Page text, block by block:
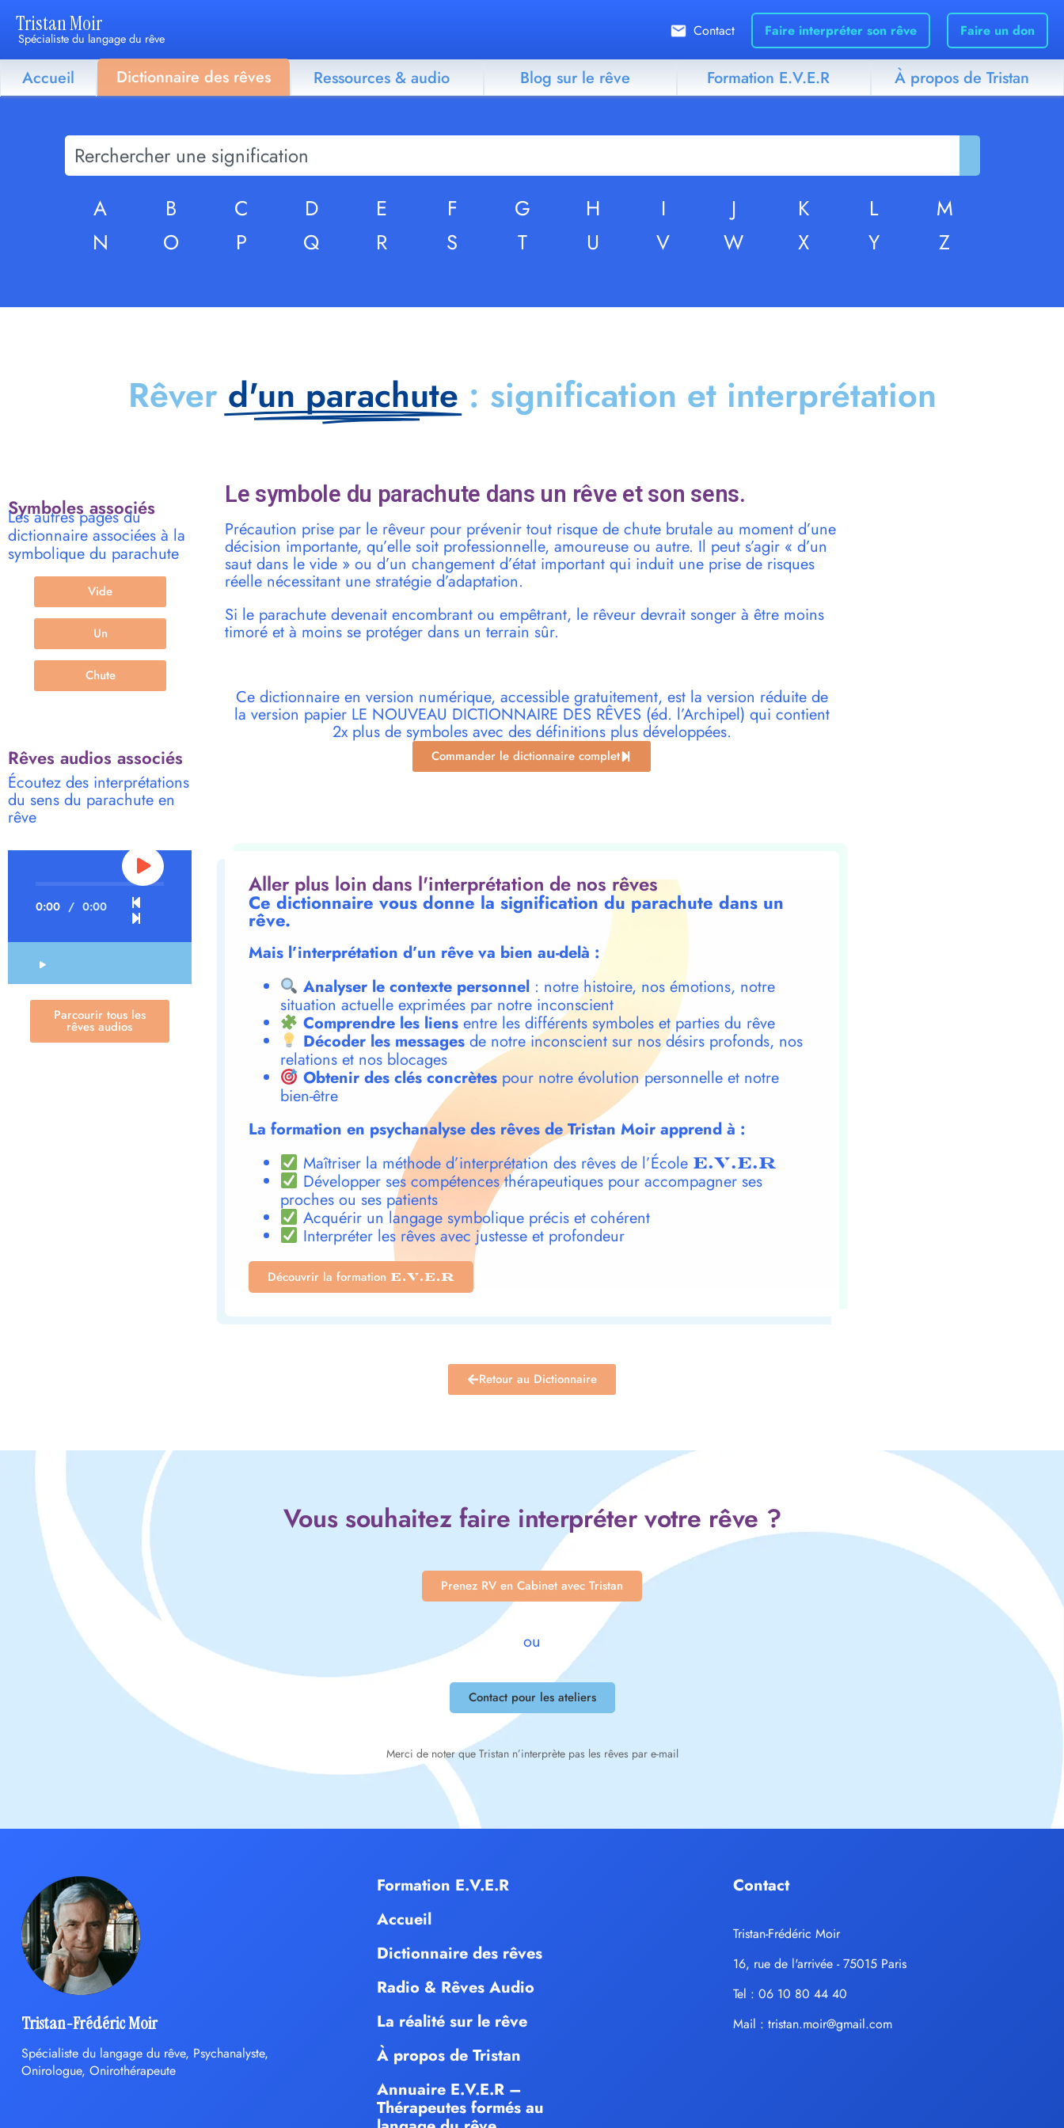
Tristan Moir
Spécialiste du langage du rêve Contact Faire interpréter son rêve Faire un don
Accueil Dictionnaire des rêves Ressources & audio Blog sur le rêve Formation E.V.E.R À propos de Tristan
A B C D E F G H I J K L
M
N
O P Q R S T U V W X Y Z
Rêver d'un parachute : signification et interprétation
Symboles associés
Les autres pages du
dictionnaire associées à la
symbolique du parachute
Vide
Un
Chute
Rêves audios associés
Écoutez des interprétations
du sens du parachute en
rêve
0:00 / 0:00
Parcourir tous les
rêves audios
Le symbole du parachute dans un rêve et son sens.
Précaution prise par le rêveur pour prévenir tout risque de chute brutale au moment d’une
décision importante, qu’elle soit professionnelle, amoureuse ou autre. Il peut s’agir « d’un
saut dans le vide » ou d’un changement d’état important qui induit une prise de risques
réelle nécessitant une stratégie d’adaptation.
Si le parachute devenait encombrant ou empêtrant, le rêveur devrait songer à être moins
timoré et à moins se protéger dans un terrain sûr.
Ce dictionnaire en version numérique, accessible gratuitement, est la version réduite de
la version papier LE NOUVEAU DICTIONNAIRE DES RÊVES (éd. l’Archipel) qui contient
2x plus de symboles avec des définitions plus développées.
Commander le dictionnaire complet
Aller plus loin dans l'interprétation de nos rêves
Ce dictionnaire vous donne la signification du parachute dans un
rêve.
Mais l’interprétation d’un rêve va bien au-delà :
Analyser le contexte personnel: notre histoire, nos émotions, notre
situation actuelle exprimées par notre inconscient
Comprendre les liensentre les différents symboles et parties du rêve
Décoder les messagesde notre inconscient sur nos désirs profonds, nos
relations et nos blocages
Obtenir des clés concrètespour notre évolution personnelle et notre
bien-être
La formation en psychanalyse des rêves de Tristan Moir apprend à :
Maîtriser la méthode d’interprétation des rêves de l’École E.V.E.R
Développer ses compétences thérapeutiques pour accompagner ses
proches ou ses patients
Acquérir un langage symbolique précis et cohérent
Interpréter les rêves avec justesse et profondeur
Découvrir la formation E.V.E.R
Retour au Dictionnaire
Vous souhaitez faire interpréter votre rêve ?
Prenez RV en Cabinet avec Tristan
ou
Contact pour les ateliers
Merci de noter que Tristan n’interprète pas les rêves par e-mail
Tristan-Frédéric Moir
Spécialiste du langage du rêve, Psychanalyste,
Onirologue, Onirothérapeute
Formation E.V.E.R
Accueil
Dictionnaire des rêves
Radio & Rêves Audio
La réalité sur le rêve
À propos de Tristan
Annuaire E.V.E.R –
Thérapeutes formés au
Contact
Tristan-Frédéric Moir
16, rue de l'arrivée - 75015 Paris
Tel : 06 10 80 44 40
Mail :tristan.moir@gmail.com